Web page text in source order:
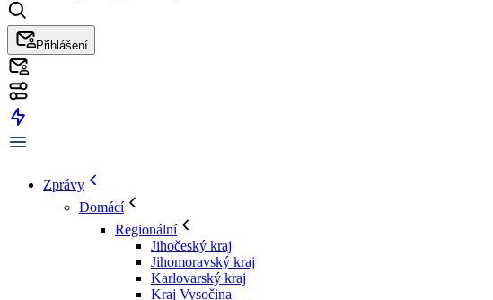
Přihlášení
Zprávy
Domácí
Regionální
Jihočeský kraj
Jihomoravský kraj
Karlovarský kraj
Kraj Vysočina